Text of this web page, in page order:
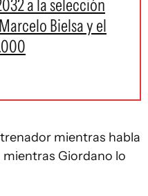
a la selección
Bielsa y el
mientras habla
Giordano lo